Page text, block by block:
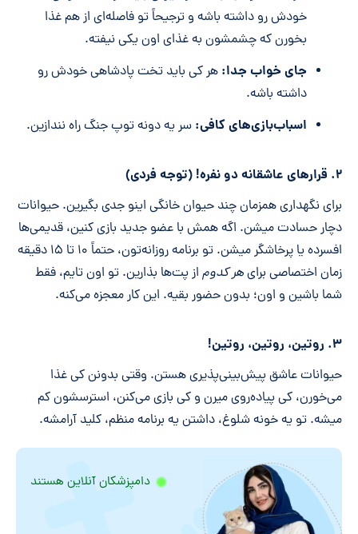
خودش رو داشته باشه و ترجیحاً تو فاصله‌ای از هم غذا
بخورن که چشمشون به غذای اون یکی نیفته.
جای خواب جدا: هر کی باید تخت پادشاهی خودش رو
داشته باشه.
اسباب‌بازی‌های کافی: سر یه دونه توپ جنگ راه نندازین.
۲. قرار‌های عاشقانه دو نفره! (توجه فردی)
برای نگهداری همزمان چند حیوان خانگی اینو جدی بگیرین. حیوانات
دچار حسادت میشن. اگه همش با عضو جدید بازی کنین، قدیمی‌ها
افسرده یا پرخاشگر میشن. تو برنامه روزانه‌تون، حتماً ۱۰ تا ۱۵ دقیقه
زمان اختصاصی برایهر کدوم از پت‌ها بذارین. تو اون تایم، فقط
شما باشین و اون؛ بدون حضور بقیه. این کار معجزه می‌کنه.
۳. روتین، روتین، روتین!
حیوانات عاشق پیش‌بینی‌پذیری هستن. وقتی بدونن کی غذا
می‌خورن، کی پیاده‌روی میرن و کی بازی می‌کنن، استرسشون کم
میشه. تو یه خونه شلوغ، داشتن یه برنامه منظم، کلید آرامشه.
دامپزشکان آنلاین هستند